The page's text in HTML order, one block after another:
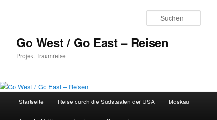
Go West / Go East – Reisen
Projekt Traumreise
Startseite Reise durch die Südstaaten der USA Moskau